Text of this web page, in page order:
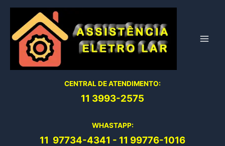
conteúdo
CENTRAL DE ATENDIMENTO:
11 3993-2575
WHASTAPP:
11 97734-4341 - 11 99776-1016